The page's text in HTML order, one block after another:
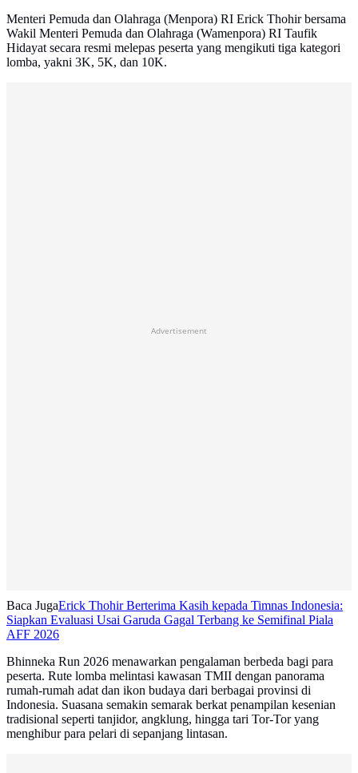
Menteri Pemuda dan Olahraga (Menpora) RI Erick Thohir bersama
Wakil Menteri Pemuda dan Olahraga (Wamenpora) RI Taufik
Hidayat secara resmi melepas peserta yang mengikuti tiga kategori
lomba, yakni 3K, 5K, dan 10K.
Advertisement
Baca JugaErick Thohir Berterima Kasih kepada Timnas Indonesia:
Siapkan Evaluasi Usai Garuda Gagal Terbang ke Semifinal Piala
AFF 2026
Bhinneka Run 2026 menawarkan pengalaman berbeda bagi para
peserta. Rute lomba melintasi kawasan TMII dengan panorama
rumah-rumah adat dan ikon budaya dari berbagai provinsi di
Indonesia. Suasana semakin semarak berkat penampilan kesenian
tradisional seperti tanjidor, angklung, hingga tari Tor-Tor yang
menghibur para pelari di sepanjang lintasan.